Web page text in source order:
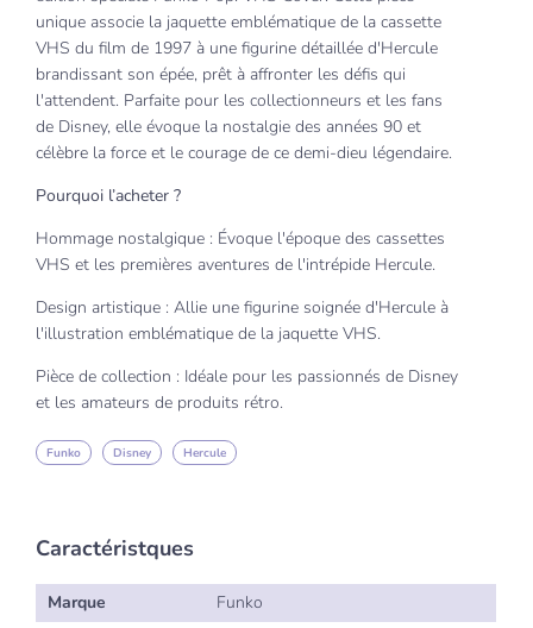
unique associe la jaquette emblématique de la cassette
VHS du film de 1997 à une figurine détaillée d'Hercule
brandissant son épée, prêt à affronter les défis qui
l'attendent. Parfaite pour les collectionneurs et les fans
de Disney, elle évoque la nostalgie des années 90 et
célèbre la force et le courage de ce demi-dieu légendaire.
Pourquoi l’acheter ?
Hommage nostalgique : Évoque l'époque des cassettes
VHS et les premières aventures de l'intrépide Hercule.
Design artistique : Allie une figurine soignée d'Hercule à
l'illustration emblématique de la jaquette VHS.
Pièce de collection : Idéale pour les passionnés de Disney
et les amateurs de produits rétro.
Funko Disney Hercule
Caractéristques
Marque
Funko